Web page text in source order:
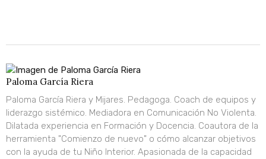
Paloma García Riera
Paloma García Riera y Mijares. Pedagoga. Coach de equipos y
liderazgo sistémico. Mediadora en Comunicación No Violenta.
Dilatada experiencia en Formación y Docencia. Coautora de la
herramienta "Comienzo de nuevo" o cómo alcanzar objetivos
con la ayuda de tu Niño Interior. Apasionada de la capacidad